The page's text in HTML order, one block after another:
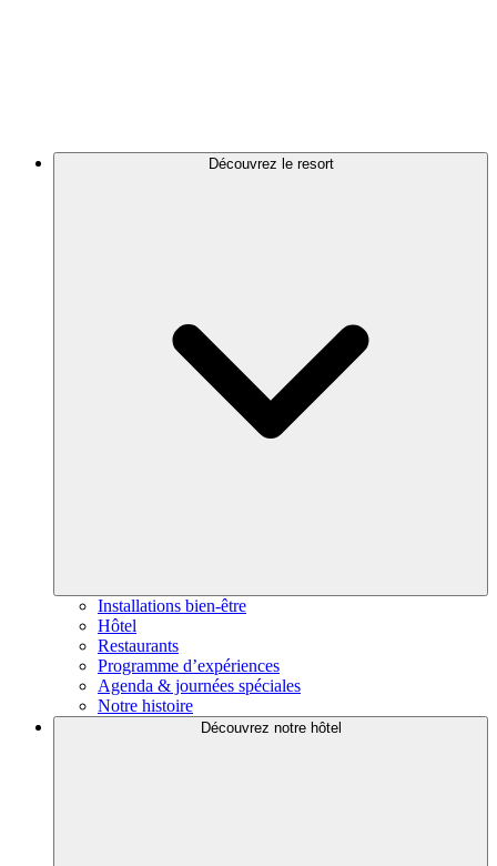
Découvrez le resort
Installations bien-être
Hôtel
Restaurants
Programme d’expériences
Agenda & journées spéciales
Notre histoire
Découvrez notre hôtel